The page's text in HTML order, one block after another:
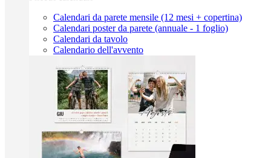
Calendari da parete mensile (12 mesi + copertina)
Calendari poster da parete (annuale - 1 foglio)
Calendari da tavolo
Calendario dell'avvento